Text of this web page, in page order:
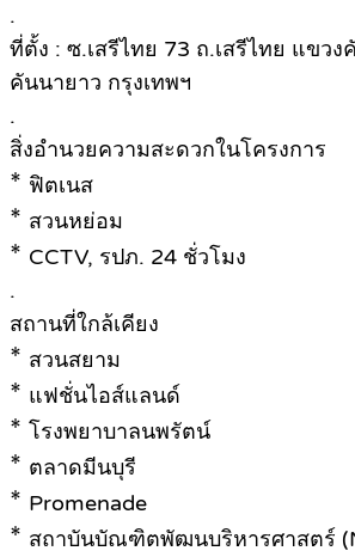
.
ที่ตั้ง : ซ.เสรีไทย 73 ถ.เสรีไทย แขวง
คันนายาว กรุงเทพฯ
.
สิ่งอำนวยความสะดวกในโครงการ
* ฟิตเนส
* สวนหย่อม
* CCTV, รปภ. 24 ชั่วโมง
.
สถานที่ใกล้เคียง
* สวนสยาม
* แฟชั่นไอส์แลนด์
* โรงพยาบาลนพรัตน์
* ตลาดมีนบุรี
* Promenade
* สถาบันบัณฑิตพัฒนบริหารศาสตร์